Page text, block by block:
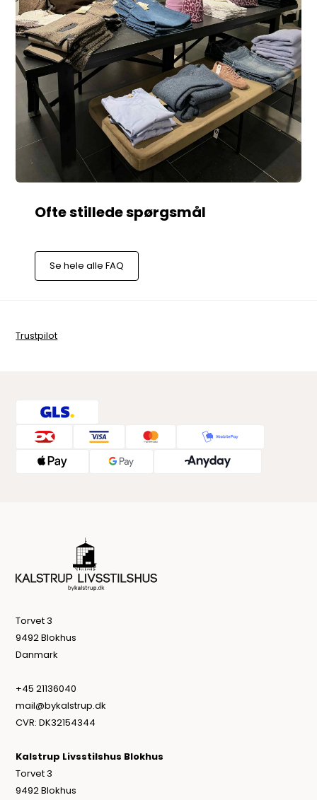
Se hele alle FAQ
Trustpilot
Torvet 3
9492 Blokhus
Danmark
+45 21136040
mail@bykalstrup.dk
CVR: DK32154344
Kalstrup Livsstilshus Blokhus
Torvet 3
9492 Blokhus